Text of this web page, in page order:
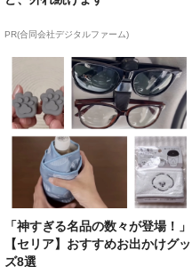
PR(合同会社デジタルファーム)
「神すぎる名品の数々が登場！」
【セリア】おすすめお出かけグッ
ズ8選